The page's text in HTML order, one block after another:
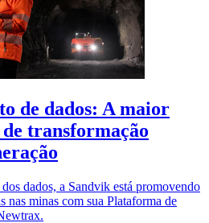
de dados: A maior
transformação
dados, a Sandvik está promovendo
nas minas com sua Plataforma de